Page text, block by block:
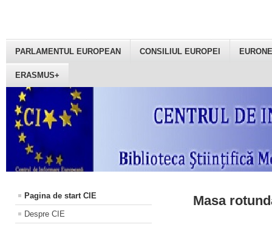
PARLAMENTUL EUROPEAN CONSILIUL EUROPEI
ERASMUS+
Pagina de start CIE
Despre CIE
Masa